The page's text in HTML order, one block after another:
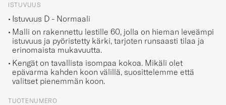
ISTUVUUS
Istuvuus D - Normaali
Malli on rakennettu lestille 60, jolla on hieman leveämpi
istuvuus ja pyöristetty kärki, tarjoten runsaasti tilaa ja
erinomaista mukavuutta.
Kengät on tavallista isompaa kokoa. Mikäli olet
epävarma kahden koon välillä, suosittelemme että
valitset pienemmän koon.
TUOTENUMERO